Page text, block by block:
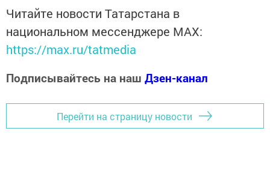
Читайте новости Татарстана в
национальном мессенджере MАХ:
https://max.ru/tatmedia
Подписывайтесь на наш Дзен-канал
Перейти на страницу новости